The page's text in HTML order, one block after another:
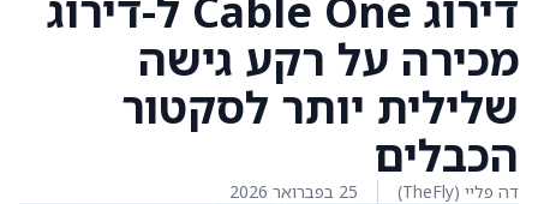
מכירה על רקע גישה
שלילית יותר לסקטור
הכבלים
דה פליי (TheFly) 25 בפברואר 2026